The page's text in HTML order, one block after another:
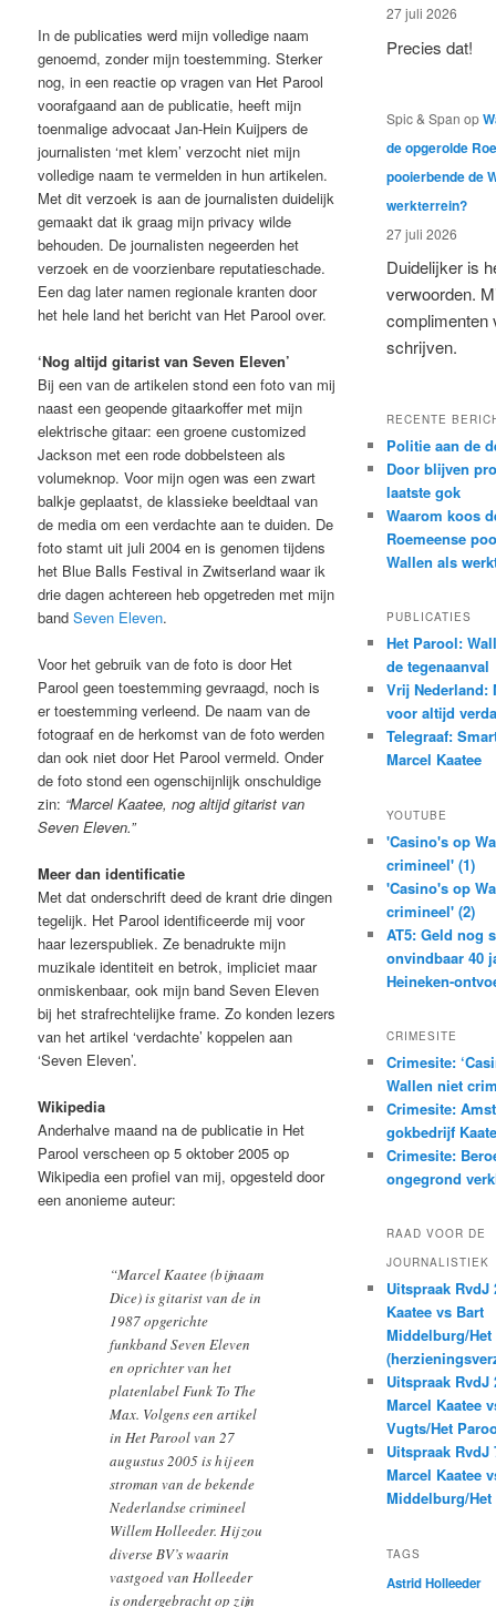
In de publicaties werd mijn volledige naam
genoemd, zonder mijn toestemming. Sterker
nog, in een reactie op vragen van Het Parool
voorafgaand aan de publicatie, heeft mijn
toenmalige advocaat Jan-Hein Kuijpers de
journalisten ‘met klem’ verzocht niet mijn
volledige naam te vermelden in hun artikelen.
Met dit verzoek is aan de journalisten duidelijk
gemaakt dat ik graag mijn privacy wilde
behouden. De journalisten negeerden het
verzoek en de voorzienbare reputatieschade.
Een dag later namen regionale kranten door
het hele land het bericht van Het Parool over.
‘Nog altijd gitarist van Seven Eleven’
Bij een van de artikelen stond een foto van mij
naast een geopende gitaarkoffer met mijn
elektrische gitaar: een groene customized
Jackson met een rode dobbelsteen als
volumeknop. Voor mijn ogen was een zwart
balkje geplaatst, de klassieke beeldtaal van
de media om een verdachte aan te duiden. De
foto stamt uit juli 2004 en is genomen tijdens
het Blue Balls Festival in Zwitserland waar ik
drie dagen achtereen heb opgetreden met mijn
bandSeven Eleven.
Voor het gebruik van de foto is door Het
Parool geen toestemming gevraagd, noch is
er toestemming verleend. De naam van de
fotograaf en de herkomst van de foto werden
dan ook niet door Het Parool vermeld. Onder
de foto stond een ogenschijnlijk onschuldige
zin: “Marcel Kaatee, nog altijd gitarist van
Seven Eleven.”
Meer dan identificatie
Met dat onderschrift deed de krant drie dingen
tegelijk. Het Parool identificeerde mij voor
haar lezerspubliek. Ze benadrukte mijn
muzikale identiteit en betrok, impliciet maar
onmiskenbaar, ook mijn band Seven Eleven
bij het strafrechtelijke frame. Zo konden lezers
van het artikel ‘verdachte’ koppelen aan
‘Seven Eleven’.
Wikipedia
Anderhalve maand na de publicatie in Het
Parool verscheen op 5 oktober 2005 op
Wikipedia een profiel van mij, opgesteld door
een anonieme auteur:
“Marcel Kaatee (bijnaam
Dice) is gitarist van de in
1987 opgerichte
funkband Seven Eleven
en oprichter van het
platenlabel Funk To The
Max. Volgens een artikel
in Het Parool van 27
augustus 2005 is hij een
stroman van de bekende
Nederlandse crimineel
Willem Holleeder. Hij zou
diverse BV’s waarin
vastgoed van Holleeder
is ondergebracht op zijn
27 juli 2026
Precies dat!
Spic & Span op
de opgerolde
pooierbende de
werkterrein?
27 juli 2026
Duidelijker is
verwoorden.
complimenten
schrijven.
RECENTE
Politie aan de
Door blijven
laatste gok
Waarom koos
Roemeense
Wallen als
PUBLICATIES
Het Parool:
de tegenaanval
Vrij Nederland:
voor altijd
Telegraaf:
Marcel Kaatee
YOUTUBE
'Casino's op
crimineel' (1)
'Casino's op
crimineel' (2)
AT5: Geld nog
onvindbaar 40
Heineken-
CRIMESITE
Crimesite:
Wallen niet
Crimesite:
gokbedrijf
Crimesite:
ongegrond
RAAD VOOR DE
JOURNALISTIEK
Uitspraak RvdJ
Kaatee vs Bart
Middelburg/
Uitspraak RvdJ
Marcel Kaatee
Vugts/Het
Uitspraak RvdJ
Marcel Kaatee
Middelburg/
TAGS
Astrid Holleeder